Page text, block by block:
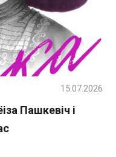
Пашкевіч і
15.07.2026